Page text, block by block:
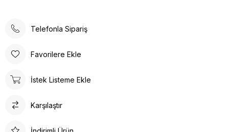
terlik, rahatlığı ve şıklığı bir arada arayanlar için tasarlanmıştır.
tasarlanmıştır. Gün boyu rahat adımlar atmanızı sağlar. Suni deri
nefes almasına olanak tanırken yumuşak bir dokunuş sağlar.
vaat eder.
Telefonla Sipariş
Favorilere Ekle
İstek Listeme Ekle
Karşılaştır